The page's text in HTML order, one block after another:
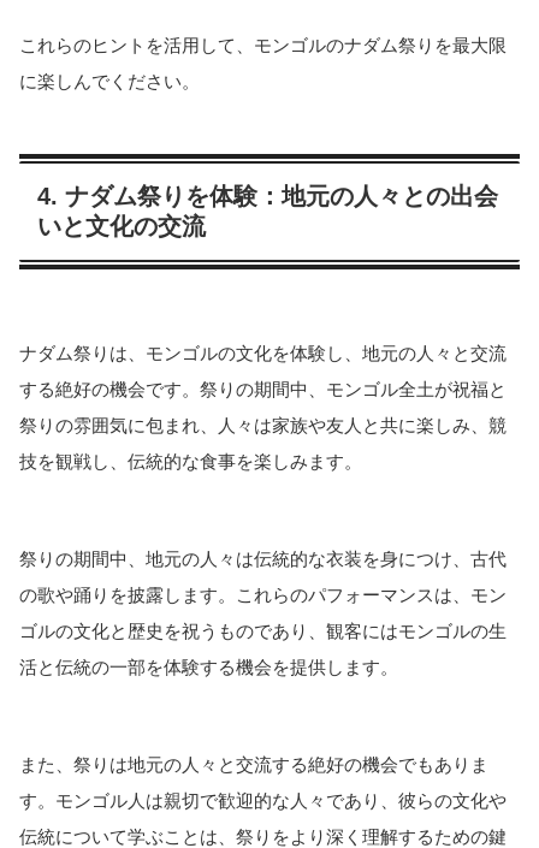
これらのヒントを活用して、モンゴルのナダム祭りを最大限
に楽しんでください。
4. ナダム祭りを体験：地元の人々との出会
いと文化の交流
ナダム祭りは、モンゴルの文化を体験し、地元の人々と交流
する絶好の機会です。祭りの期間中、モンゴル全土が祝福と
祭りの雰囲気に包まれ、人々は家族や友人と共に楽しみ、競
技を観戦し、伝統的な食事を楽しみます。
祭りの期間中、地元の人々は伝統的な衣装を身につけ、古代
の歌や踊りを披露します。これらのパフォーマンスは、モン
ゴルの文化と歴史を祝うものであり、観客にはモンゴルの生
活と伝統の一部を体験する機会を提供します。
また、祭りは地元の人々と交流する絶好の機会でもありま
す。モンゴル人は親切で歓迎的な人々であり、彼らの文化や
伝統について学ぶことは、祭りをより深く理解するための鍵